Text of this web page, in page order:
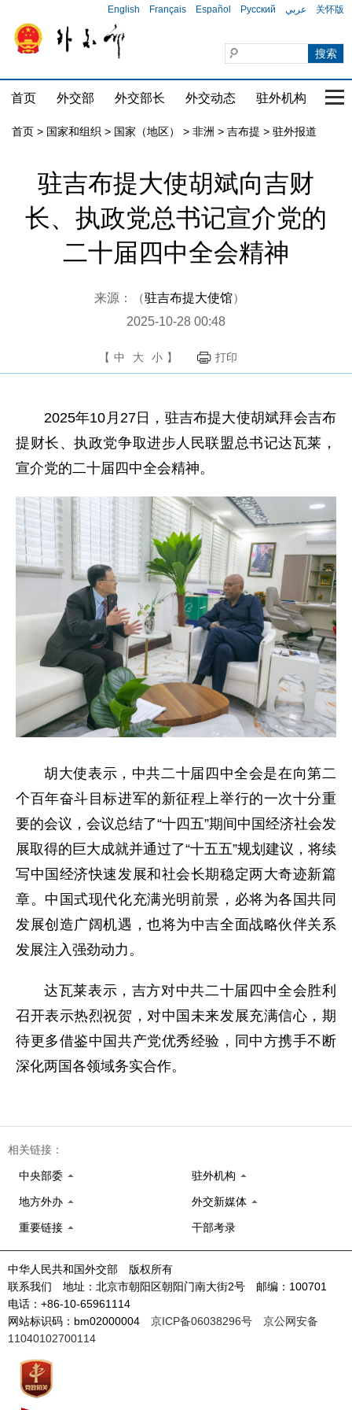
English Français Español Русский عربي 关怀版
首页 外交部 外交部长 外交动态 驻外机构 国
首页 > 国家和组织 > 国家（地区） > 非洲 > 吉布提 > 驻外报道
驻吉布提大使胡斌向吉财
长、执政党总书记宣介党的
二十届四中全会精神
来源：（驻吉布提大使馆）
2025-10-28 00:48
【 中 大 小 】 打印
2025年10月27日，驻吉布提大使胡斌拜会吉布
提财长、执政党争取进步人民联盟总书记达瓦莱，
宣介党的二十届四中全会精神。
胡大使表示，中共二十届四中全会是在向第二
个百年奋斗目标进军的新征程上举行的一次十分重
要的会议，会议总结了“十四五”期间中国经济社会发
展取得的巨大成就并通过了“十五五”规划建议，将续
写中国经济快速发展和社会长期稳定两大奇迹新篇
章。中国式现代化充满光明前景，必将为各国共同
发展创造广阔机遇，也将为中吉全面战略伙伴关系
发展注入强劲动力。
达瓦莱表示，吉方对中共二十届四中全会胜利
召开表示热烈祝贺，对中国未来发展充满信心，期
待更多借鉴中国共产党优秀经验，同中方携手不断
深化两国各领域务实合作。
相关链接：
中央部委 驻外机构
地方外办 外交新媒体
重要链接 干部考录
中华人民共和国外交部 版权所有
联系我们 地址：北京市朝阳区朝阳门南大街2号 邮编：100701
电话：+86-10-65961114
网站标识码：bm02000004 京ICP备06038296号
京公网安备
11040102700114